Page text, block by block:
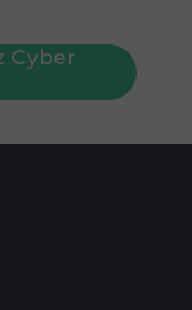
Cyber